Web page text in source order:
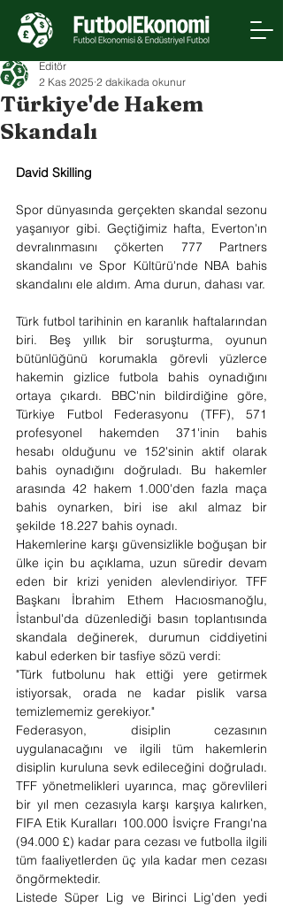
Türkiye'de Hakem
Skandalı
Editör
2 Kas 2025 2 dakikada okunur
David Skilling
Spor dünyasında gerçekten skandal sezonu
yaşanıyor gibi. Geçtiğimiz hafta, Everton'ın
devralınmasını çökerten 777 Partners
skandalını ve Spor Kültürü'nde NBA bahis
skandalını ele aldım. Ama durun, dahası var.
Türk futbol tarihinin en karanlık haftalarından
biri. Beş yıllık bir soruşturma, oyunun
bütünlüğünü korumakla görevli yüzlerce
hakemin gizlice futbola bahis oynadığını
ortaya çıkardı. BBC'nin bildirdiğine göre,
Türkiye Futbol Federasyonu (TFF), 571
profesyonel hakemden 371'inin bahis
hesabı olduğunu ve 152'sinin aktif olarak
bahis oynadığını doğruladı. Bu hakemler
arasında 42 hakem 1.000'den fazla maça
bahis oynarken, biri ise akıl almaz bir
şekilde 18.227 bahis oynadı.
Hakemlerine karşı güvensizlikle boğuşan bir
ülke için bu açıklama, uzun süredir devam
eden bir krizi yeniden alevlendiriyor. TFF
Başkanı İbrahim Ethem Hacıosmanoğlu,
İstanbul'da düzenlediği basın toplantısında
skandala değinerek, durumun ciddiyetini
kabul ederken bir tasfiye sözü verdi:
"Türk futbolunu hak ettiği yere getirmek
istiyorsak, orada ne kadar pislik varsa
temizlememiz gerekiyor."
Federasyon, disiplin cezasının
uygulanacağını ve ilgili tüm hakemlerin
disiplin kuruluna sevk edileceğini doğruladı.
TFF yönetmelikleri uyarınca, maç görevlileri
bir yıl men cezasıyla karşı karşıya kalırken,
FIFA Etik Kuralları 100.000 İsviçre Frangı'na
(94.000 £) kadar para cezası ve futbolla ilgili
tüm faaliyetlerden üç yıla kadar men cezası
öngörmektedir.
Listede Süper Lig ve Birinci Lig'den yedi